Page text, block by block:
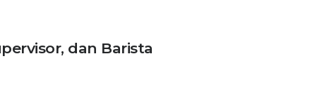
dan Barista